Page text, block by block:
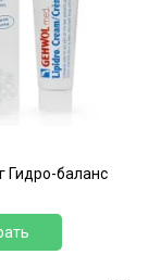
Гидро-баланс